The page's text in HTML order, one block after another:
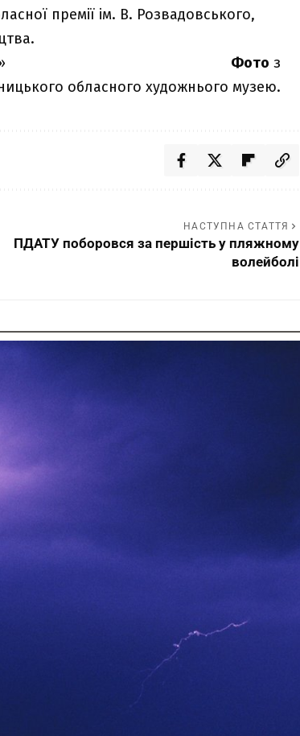
премії ім. В. Розвадовського,
Фото з
обласного художнього музею.
НАСТУПНА СТАТТЯ
ПДАТУ поборовся за першість у пляжному
волейболі